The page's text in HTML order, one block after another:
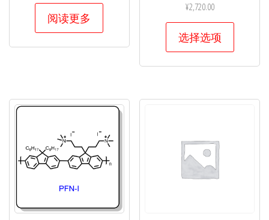
阅读更多
¥2,720.00
选择选项
本